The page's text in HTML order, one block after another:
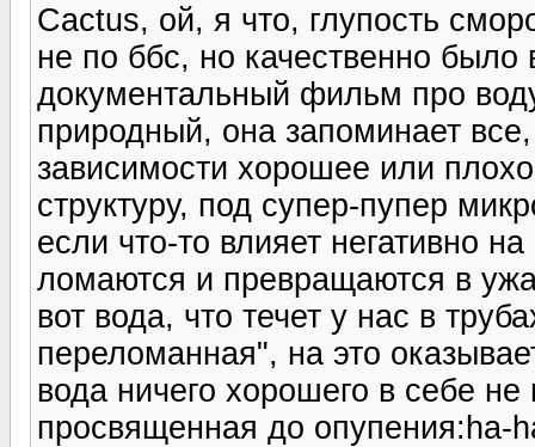
Cactus, ой, я что, глупость
не по ббс, но качественно
документальный фильм про
природный, она запоминает
зависимости хорошее или
структуру, под супер-пупер
если что-то влияет негативно
ломаются и превращаются в
вот вода, что течет у нас в
переломанная", на это
вода ничего хорошего в себе
просвященная до опупения:ha-